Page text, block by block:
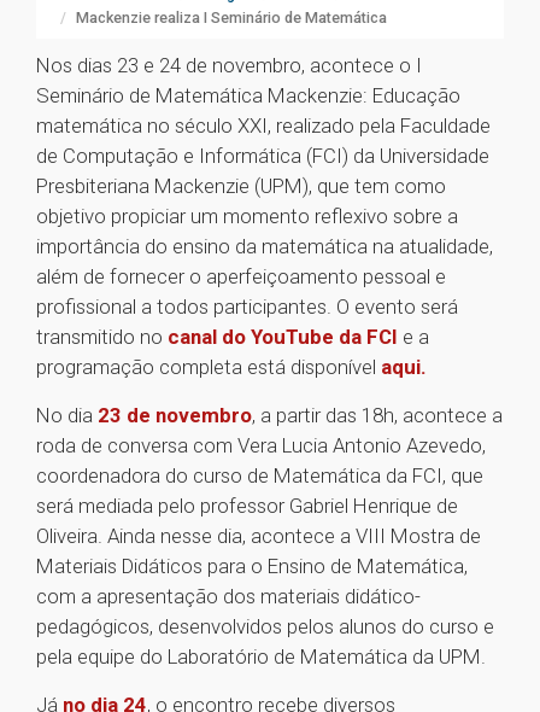
Mackenzie realiza I Seminário de Matemática
Nos dias 23 e 24 de novembro, acontece o I
Seminário de Matemática Mackenzie: Educação
matemática no século XXI, realizado pela Faculdade
de Computação e Informática (FCI) da Universidade
Presbiteriana Mackenzie (UPM), que tem como
objetivo propiciar um momento reflexivo sobre a
importância do ensino da matemática na atualidade,
além de fornecer o aperfeiçoamento pessoal e
profissional a todos participantes. O evento será
transmitido no canal do YouTube da FCI e a
programação completa está disponível aqui.
No dia 23 de novembro, a partir das 18h, acontece a
roda de conversa com Vera Lucia Antonio Azevedo,
coordenadora do curso de Matemática da FCI, que
será mediada pelo professor Gabriel Henrique de
Oliveira. Ainda nesse dia, acontece a VIII Mostra de
Materiais Didáticos para o Ensino de Matemática,
com a apresentação dos materiais didático-
pedagógicos, desenvolvidos pelos alunos do curso e
pela equipe do Laboratório de Matemática da UPM.
Já no dia 24, o encontro recebe diversos